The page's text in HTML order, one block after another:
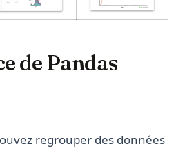
tab)
(opens in a new tab)(opens in
de Pandas
regrouper des données